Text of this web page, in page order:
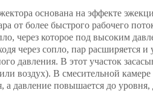
основана на эффекте
от более быстрого рабочего
через которое под высоким
через сопло, пар расширяется и
давления. В этот участок
воздух). В смесительной
а давление повышается до уровня,